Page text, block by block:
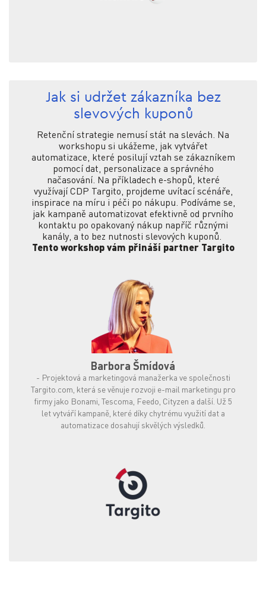
Jak si udržet zákazníka bez
slevových kuponů
Retenční strategie nemusí stát na slevách. Na
workshopu si ukážeme, jak vytvářet
automatizace, které posilují vztah se zákazníkem
pomocí dat, personalizace a správného
načasování. Na příkladech e-shopů, které
využívají CDP Targito, projdeme uvítací scénáře,
inspirace na míru i péči po nákupu. Podíváme se,
jak kampaně automatizovat efektivně od prvního
kontaktu po opakovaný nákup napříč různými
kanály, a to bez nutnosti slevových kuponů.
Tento workshop vám přináší partner Targito
Barbora Šmídová
- Projektová a marketingová manažerka ve společnosti
Targito.com, která se věnuje rozvoji e-mail marketingu pro
firmy jako Bonami, Tescoma, Feedo, Cityzen a další. Už 5
let vytváří kampaně, které díky chytrému využití dat a
automatizace dosahují skvělých výsledků.